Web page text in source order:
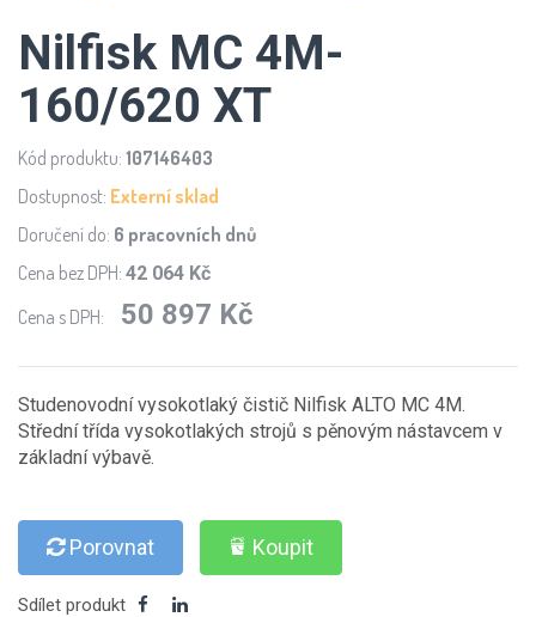
Nilfisk MC 4M-
160/620 XT
Kód produktu: 107146403
Dostupnost: Externí sklad
Doručení do: 6 pracovních dnů
Cena bez DPH: 42 064 Kč
Cena s DPH: 50 897 Kč
Studenovodní vysokotlaký čistič Nilfisk ALTO MC 4M.
Střední třída vysokotlakých strojů s pěnovým nástavcem v
základní výbavě.
Porovnat Koupit
Sdílet produkt